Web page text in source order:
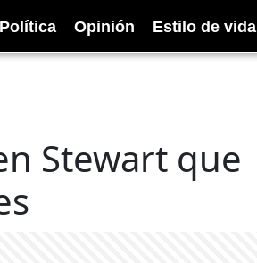
Política Opinión Estilo de vida
Stewart que